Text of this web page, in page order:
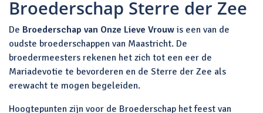
Broederschap Sterre der Zee
De Broederschap van Onze Lieve Vrouw is een van de
oudste broederschappen van Maastricht. De
broedermeesters rekenen het zich tot een eer de
Mariadevotie te bevorderen en de Sterre der Zee als
erewacht te mogen begeleiden.
Hoogtepunten zijn voor de Broederschap het feest van